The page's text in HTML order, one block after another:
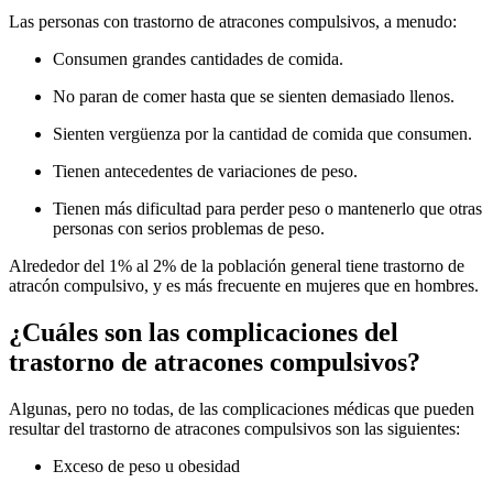
Las personas con trastorno de atracones compulsivos, a menudo:
Consumen grandes cantidades de comida.
No paran de comer hasta que se sienten demasiado llenos.
Sienten vergüenza por la cantidad de comida que consumen.
Tienen antecedentes de variaciones de peso.
Tienen más dificultad para perder peso o mantenerlo que otras
personas con serios problemas de peso.
Alrededor del 1% al 2% de la población general tiene trastorno de
atracón compulsivo, y es más frecuente en mujeres que en hombres.
¿Cuáles son las complicaciones del
trastorno de atracones compulsivos?
Algunas, pero no todas, de las complicaciones médicas que pueden
resultar del trastorno de atracones compulsivos son las siguientes:
Exceso de peso u obesidad